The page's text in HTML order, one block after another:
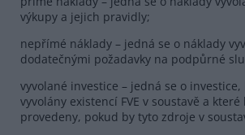
výkupy a jejich pravidly;
nepřímé náklady – jedná se o náklady
dodatečnými požadavky na podpůrné
vyvolané investice – jedná se o
vyvolány existencí FVE v soustavě a
provedeny, pokud by tyto zdroje v